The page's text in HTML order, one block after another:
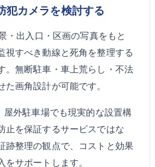
犯カメラを検討する
・出入口・区画の写真をもと
視すべき動線と死角を整理する
。無断駐車・車上荒らし・不法
画角設計が可能です。
屋外駐車場でも現実的な設置構
止を保証するサービスではな
跡整理の観点で、コストと効果
サポートします。